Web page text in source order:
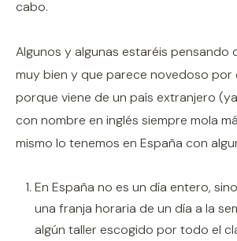
cabo.
Algunos y algunas estaréis pensando
muy bien y que parece novedoso por
porque viene de un país extranjero
con nombre en inglés siempre mola
mismo lo tenemos en España con
En España no es un día entero,
una franja horaria de un día a la
algún taller escogido por todo el